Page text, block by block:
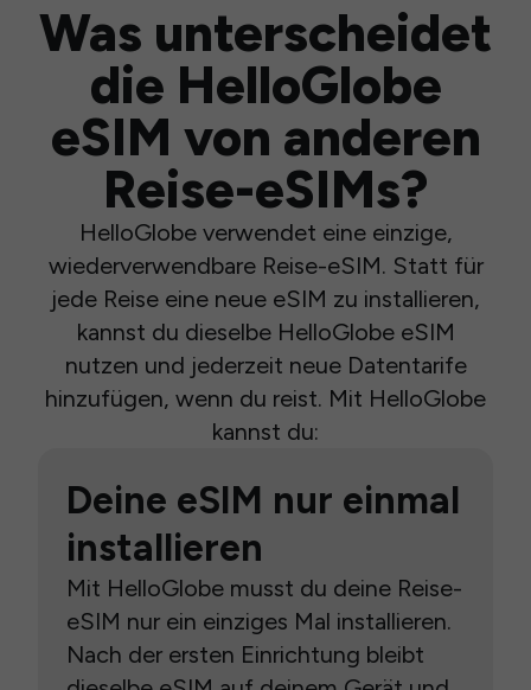
Was unterscheidet
die HelloGlobe
eSIM von anderen
Reise-eSIMs?
HelloGlobe verwendet eine einzige,
wiederverwendbare Reise-eSIM. Statt für
jede Reise eine neue eSIM zu installieren,
kannst du dieselbe HelloGlobe eSIM
nutzen und jederzeit neue Datentarife
hinzufügen, wenn du reist. Mit HelloGlobe
kannst du:
Deine eSIM nur einmal
installieren
Mit HelloGlobe musst du deine Reise-
eSIM nur ein einziges Mal installieren.
Nach der ersten Einrichtung bleibt